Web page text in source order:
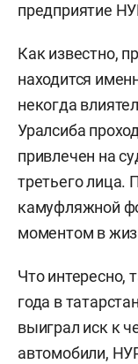
предприятие
Как известно,
находится
некогда
Уралсиба
привлечен на
третьего лица.
камуфляжной
моментом в
Что интересно,
года в
выиграл иск к
автомобили,